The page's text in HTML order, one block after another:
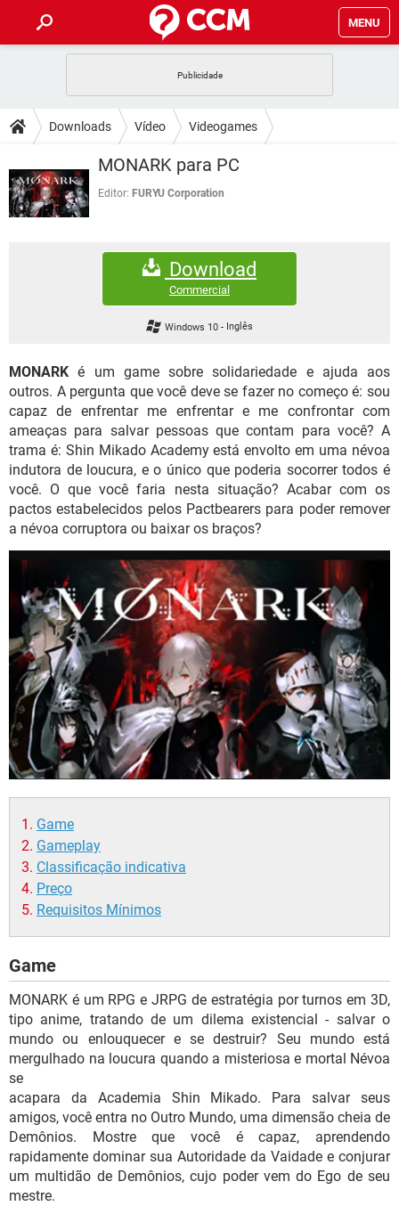
MENU
CELULAR FACEBOOK
EXCEL
INSTAGRAM GMAIL
DICAS
JOGOS WHATSAPP
CELULAR
OUTLOOK
JOGOS WHATSAPP
EXCEL
GMAIL
FÓRUM
FACEBOOK
EXCEL
GMAIL
WHATSAPP
INSTAGRAM GMAIL
GUIA DE COMPRAS
Downloads Vídeo Videogames
MONARK para PC
Editor: FURYU Corporation
Download
Commercial
Windows 10 - Inglês
MONARK é um game sobre solidariedade e ajuda aos
outros. A pergunta que você deve se fazer no começo é: sou
capaz de enfrentar me enfrentar e me confrontar com
ameaças para salvar pessoas que contam para você? A
trama é: Shin Mikado Academy está envolto em uma névoa
indutora de loucura, e o único que poderia socorrer todos é
você. O que você faria nesta situação? Acabar com os
pactos estabelecidos pelos Pactbearers para poder remover
a névoa corruptora ou baixar os braços?
Game
Gameplay
Classificação indicativa
Preço
Requisitos Mínimos
Game
MONARK é um RPG e JRPG de estratégia por turnos em 3D,
tipo anime, tratando de um dilema existencial - salvar o
mundo ou enlouquecer e se destruir? Seu mundo está
mergulhado na loucura quando a misteriosa e mortal Névoa
se
acapara da Academia Shin Mikado. Para salvar seus
amigos, você entra no Outro Mundo, uma dimensão cheia de
Demônios. Mostre que você é capaz, aprendendo
rapidamente dominar sua Autoridade da Vaidade e conjurar
um multidão de Demônios, cujo poder vem do Ego de seu
mestre.